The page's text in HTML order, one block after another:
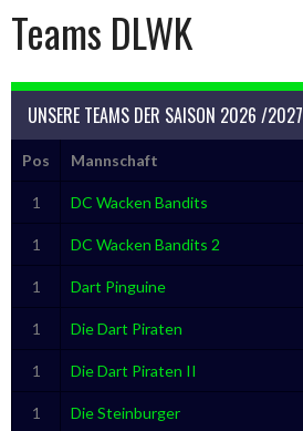
Teams DLWK
UNSERE TEAMS DER SAISON 2026 /2027
Pos Mannschaft
1 DC Wacken Bandits
1 DC Wacken Bandits 2
1 Dart Pinguine
1 Die Dart Piraten
1 Die Dart Piraten II
1 Die Steinburger